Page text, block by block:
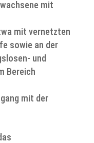
mit
mit vernetzten
sowie an der
und
Bereich
mit der